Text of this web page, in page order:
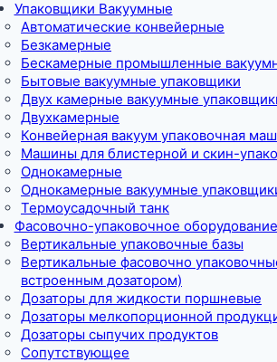
Упаковщики Вакуумные
Автоматические конвейерные
Безкамерные
Бескамерные промышленные
Бытовые вакуумные упаковщики
Двух камерные вакуумные
Двухкамерные
Конвейерная вакуум упаковочная
Машины для блистерной и скин-
Однокамерные
Однокамерные вакуумные
Термоусадочный танк
Фасовочно-упаковочное оборудование
Вертикальные упаковочные базы
Вертикальные фасовочно
встроенным дозатором)
Дозаторы для жидкости поршневые
Дозаторы мелкопорционной
Дозаторы сыпучих продуктов
Сопутствующее